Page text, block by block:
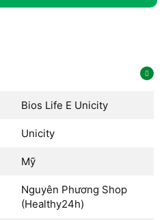
Bios Life E Unicity
Unicity
Mỹ
Nguyên Phương Shop
(Healthy24h)